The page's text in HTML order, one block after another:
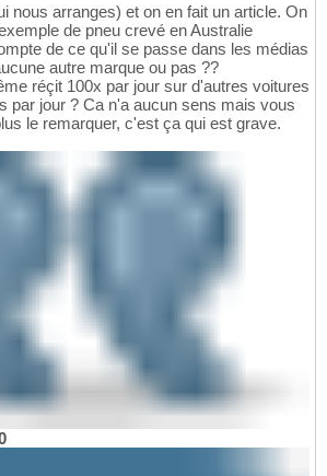
nous arranges) et on en fait un article. On
de pneu crevé en Australie
de ce qu'il se passe dans les médias
autre marque ou pas ??
réçit 100x par jour sur d'autres voitures
par jour ? Ca n'a aucun sens mais vous
le remarquer, c'est ça qui est grave.